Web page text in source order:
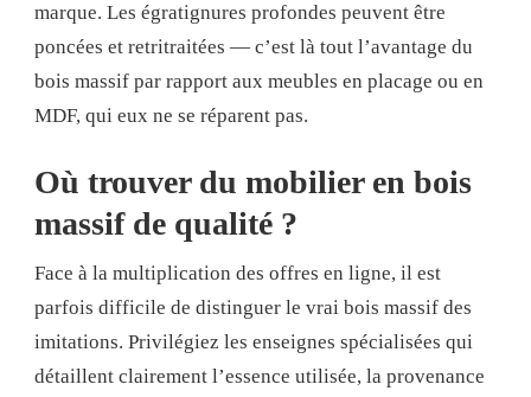
marque. Les égratignures profondes peuvent être
poncées et retritraitées — c’est là tout l’avantage du
bois massif par rapport aux meubles en placage ou en
MDF, qui eux ne se réparent pas.
Où trouver du mobilier en bois
massif de qualité ?
Face à la multiplication des offres en ligne, il est
parfois difficile de distinguer le vrai bois massif des
imitations. Privilégiez les enseignes spécialisées qui
détaillent clairement l’essence utilisée, la provenance